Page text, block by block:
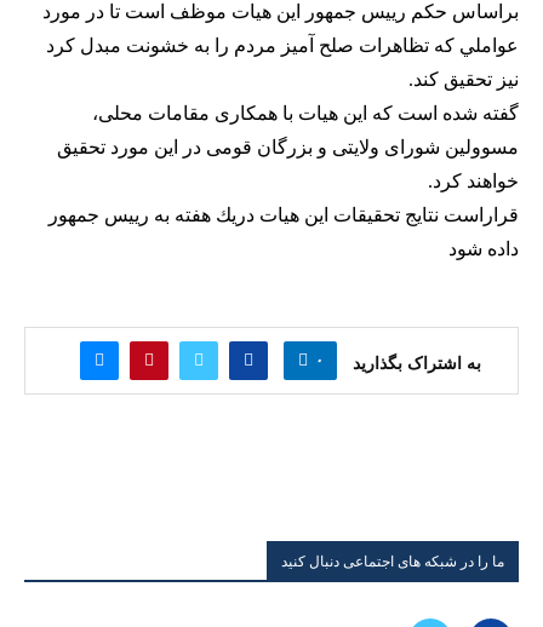
براساس حكم رييس جمهور اين هيات موظف است تا در مورد
عواملي كه تظاهرات صلح آميز مردم را به خشونت مبدل كرد
نيز تحقيق كند.
گفته شده است كه این هیات با همکاری مقامات محلی،
مسوولین شورای ولایتی و بزرگان قومی در این مورد تحقیق
خواهند کرد.
قراراست نتايج تحقيقات اين هيات دريك هفته به رييس جمهور
داده شود
به اشتراک بگذارید ۰
ما را در شبکه های اجتماعی دنبال کنید